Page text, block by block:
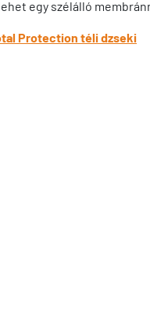
egy szélálló
Protection téli dzseki